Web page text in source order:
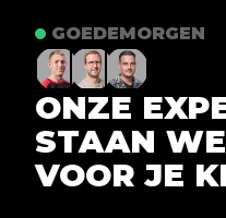
GOEDEMORGEN
ONZE
STAAN
VOOR JE